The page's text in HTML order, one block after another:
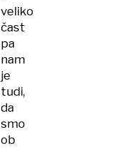
veliko
čast
pa
nam
je
tudi,
da
smo
ob